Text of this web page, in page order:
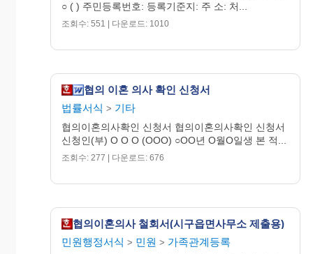
○ ( ) 주민등록번호: 등록기준지: 주 소: 처...
조회수: 551 | 다운로드: 1010
협의 이혼 의사 확인 신청서
법률서식 > 기타
협의이혼의사확인 신청서 협의이혼의사확인 신청서
신청인(부) O O O (OOO) ○OO년 O월O일생 본 적...
조회수: 277 | 다운로드: 676
협의이혼의사 철회서(시구읍면사무소 제출용)
민원행정서식 > 민원 > 가족관계등록